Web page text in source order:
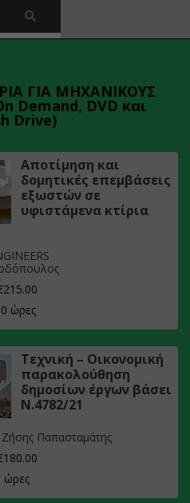
ΓΙΑ ΜΗΧΑΝΙΚΟΥΣ
Demand, DVD και
Drive)
Αποτίμηση και
δομητικές επεμβάσεις
εξωστών σε
υφιστάμενα κτίρια
ώρες
Τεχνική – Οικονομική
παρακολούθηση
δημοσίων έργων βάσει
Ν.4782/21
Ζήσης Παπασταμάτης
ώρες